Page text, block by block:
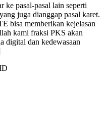
ke pasal-pasal lain seperti
juga dianggap pasal karet.
bisa memberikan kejelasan
kami fraksi PKS akan
digital dan kedewasaan